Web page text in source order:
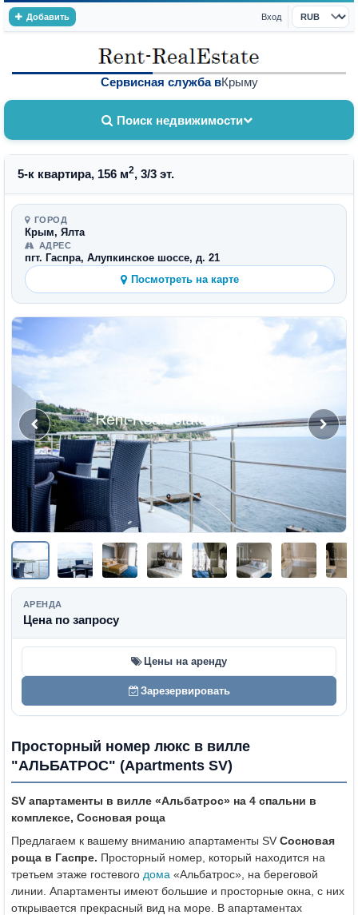
Добавить Вход
Валюта
Сервисная служба вКрыму
Поиск недвижимости
5-к квартира, 156 м2, 3/3 эт.
ГОРОД
Крым, Ялта
АДРЕС
пгт. Гаспра, Алупкинское шоссе, д. 21
Посмотреть на карте
АРЕНДА
Цена по запросу
Цены на аренду
Зарезервировать
Просторный номер люкс в вилле
"АЛЬБАТРОС" (Apartments SV)
SV апартаменты в вилле «Альбатрос» на 4 спальни в
комплексе, Сосновая роща
Предлагаем к вашему вниманию апартаменты SV Сосновая
роща в Гаспре. Просторный номер, который находится на
третьем этаже гостевого дома «Альбатрос», на береговой
линии. Апартаменты имеют большие и просторные окна, с них
открывается прекрасный вид на море. В апартаментах